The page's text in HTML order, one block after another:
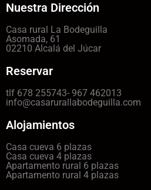
Nuestra Dirección
Casa rural La Bodeguilla
Asomada, 61
02210 Alcalá del Júcar
Reservar
tlf 678 255743- 967 462013
info@casarurallabodeguilla.com
Alojamientos
Casa cueva 6 plazas
Casa cueva 4 plazas
Apartamento rural 6 plazas
Apartamento rural 4 plazas